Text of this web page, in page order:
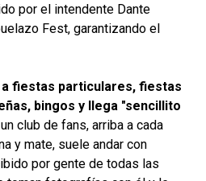
por el intendente Dante
Fest, garantizando el
fiestas particulares, fiestas
bingos y llega "sencillito
club de fans, arriba a cada
y mate, suele andar con
por gente de todas las